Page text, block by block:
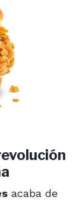
acaba de